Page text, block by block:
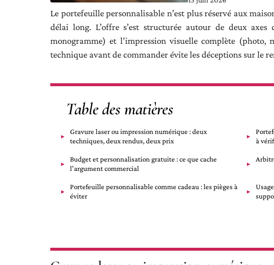
Le portefeuille personnalisable n’est plus réservé aux
délai long. L’offre s’est structurée autour de deux
monogramme) et l’impression visuelle complète
technique avant de commander évite les déceptions sur le
Table des matières
Gravure laser ou impression numérique : deux
techniques, deux rendus, deux prix
à
Budget et personnalisation gratuite : ce que cache
l’argument commercial
Portefeuille personnalisable comme cadeau : les pièges à
éviter